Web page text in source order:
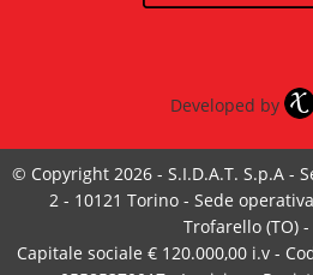
Developed by
© Copyright 2026 - S.I.D.A.T. S.p.A -
2 - 10121 Torino - Sede
Trofarello (TO)
Capitale sociale € 120.000,00 i.v -